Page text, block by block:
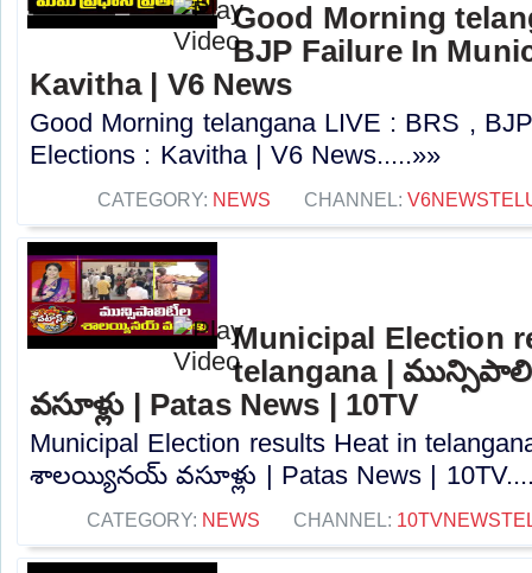
Good Morning
BJP Failure In
Kavitha | V6 News
Good Morning telangana LIVE : BRS ,
Elections : Kavitha | V6 News.....»»
CATEGORY: NEWS CHANNEL:
Municipal Election
telangana |
వసూళ్లు | Patas News | 10TV
Municipal Election results Heat in
శాలయ్యినయ్ వసూళ్లు | Patas News |
CATEGORY: NEWS CHANNEL: